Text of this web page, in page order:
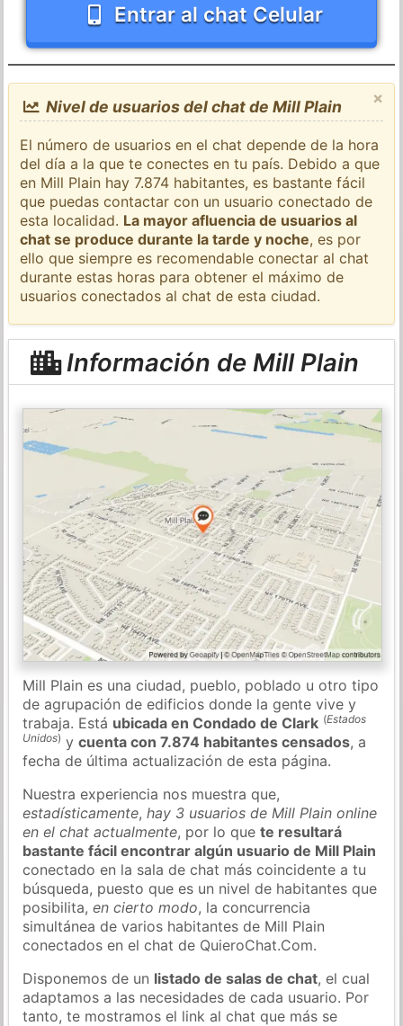
Entrar al chat Celular
×
Nivel de usuarios del chat de Mill Plain
El número de usuarios en el chat depende de la hora
del día a la que te conectes en tu país. Debido a que
en Mill Plain hay 7.874 habitantes, es bastante fácil
que puedas contactar con un usuario conectado de
esta localidad. La mayor afluencia de usuarios al
chat se produce durante la tarde y noche, es por
ello que siempre es recomendable conectar al chat
durante estas horas para obtener el máximo de
usuarios conectados al chat de esta ciudad.
Información de Mill Plain
Mill Plain es una ciudad, pueblo, poblado u otro tipo
de agrupación de edificios donde la gente vive y
trabaja. Está ubicada en Condado de Clark (Estados
Unidos) ycuenta con 7.874 habitantes censados, a
fecha de última actualización de esta página.
Nuestra experiencia nos muestra que,
estadísticamente,hay 3 usuarios de Mill Plain online
en el chat actualmente, por lo quete resultará
bastante fácil encontrar algún usuario de Mill Plain
conectado en la sala de chat más coincidente a tu
búsqueda, puesto que es un nivel de habitantes que
posibilita,en cierto modo, la concurrencia
simultánea de varios habitantes de Mill Plain
conectados en el chat de QuieroChat.Com.
Disponemos de un listado de salas de chat, el cual
adaptamos a las necesidades de cada usuario. Por
tanto, te mostramos el link al chat que más se